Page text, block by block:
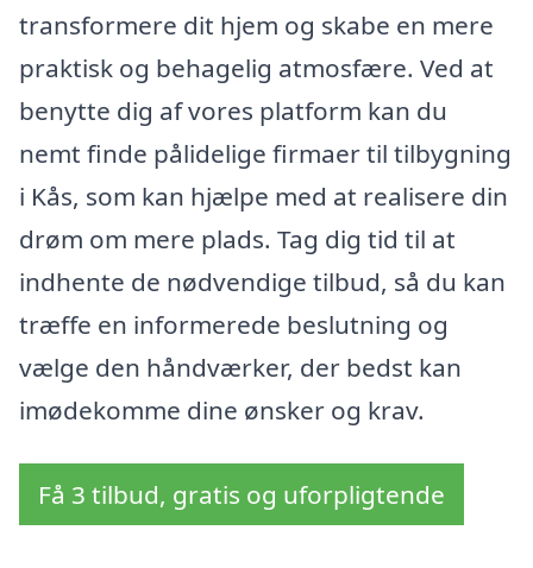
transformere dit hjem og skabe en mere
praktisk og behagelig atmosfære. Ved at
benytte dig af vores platform kan du
nemt finde pålidelige firmaer til tilbygning
i Kås, som kan hjælpe med at realisere din
drøm om mere plads. Tag dig tid til at
indhente de nødvendige tilbud, så du kan
træffe en informerede beslutning og
vælge den håndværker, der bedst kan
imødekomme dine ønsker og krav.
Få 3 tilbud, gratis og uforpligtende